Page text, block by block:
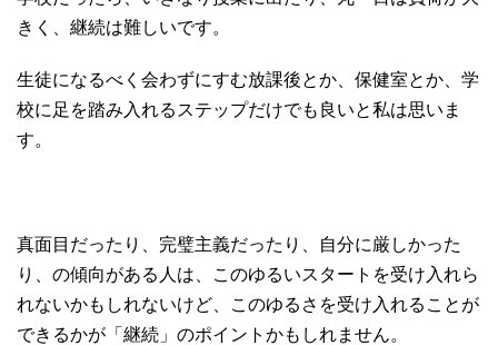
きく、継続は難しいです。
生徒になるべく会わずにすむ放課後とか、保健室とか、学
校に足を踏み入れるステップだけでも良いと私は思いま
す。
真面目だったり、完璧主義だったり、自分に厳しかった
り、の傾向がある人は、このゆるいスタートを受け入れら
れないかもしれないけど、このゆるさを受け入れることが
できるかが「継続」のポイントかもしれません。